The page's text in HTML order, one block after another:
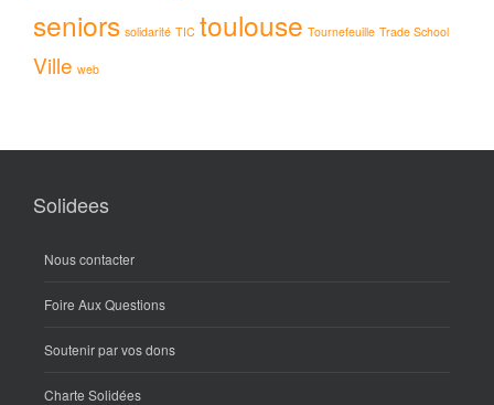
seniors solidarité TIC toulouse Tournefeuille Trade School
Ville web
Solidees
Nous contacter
Foire Aux Questions
Soutenir par vos dons
Charte Solidées